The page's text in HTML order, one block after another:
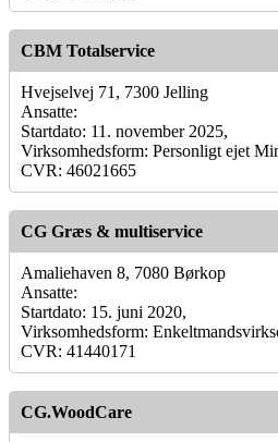
CBM Totalservice
Hvejselvej 71, 7300 Jelling
Ansatte:
Startdato: 11. november 2025,
Virksomhedsform: Personligt ejet
CVR: 46021665
CG Græs & multiservice
Amaliehaven 8, 7080 Børkop
Ansatte:
Startdato: 15. juni 2020,
Virksomhedsform:
CVR: 41440171
CG.WoodCare